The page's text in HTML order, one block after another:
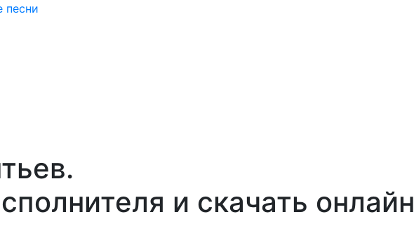
песни
и скачать онлайн